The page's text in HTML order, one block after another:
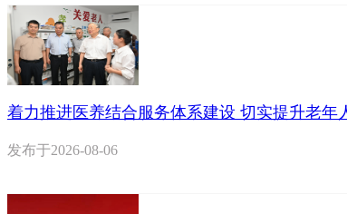
着力推进医养结合服务体系建设 切实提升老年
发布于2026-08-06